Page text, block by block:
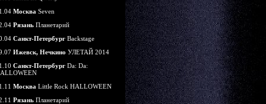
Москва Seven
Рязань Планетарий
Санкт-Петербург Backstage
Ижевск, Нечкино УЛЕТАЙ 2014
Санкт-Петербург Da: Da:
Москва Little Rock HALLOWEEN
Рязань Планетарий